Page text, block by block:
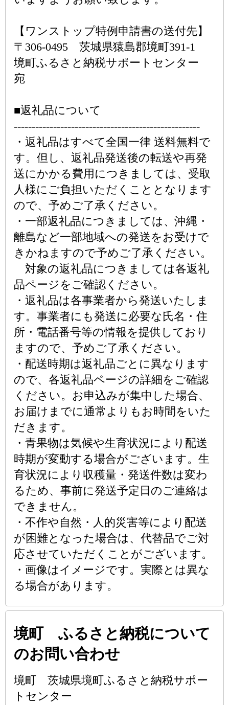
【ワンストップ特例申請書の送付先】
〒306-0495 茨城県猿島郡境町391-1
境町ふるさと納税サポートセンター
宛
■返礼品について
----------------------------------------------------
・返礼品はすべて全国一律 送料無料で
す。但し、返礼品発送後の転送や再発
送にかかる費用につきましては、受取
人様にご負担いただくこととなります
ので、予めご了承ください。
・一部返礼品につきましては、沖縄・
離島など一部地域への発送をお受けで
きかねますので予めご了承ください。
対象の返礼品につきましては各返礼
品ページをご確認ください。
・返礼品は各事業者から発送いたしま
す。事業者にも発送に必要な氏名・住
所・電話番号等の情報を提供しており
ますので、予めご了承ください。
・配送時期は返礼品ごとに異なります
ので、各返礼品ページの詳細をご確認
ください。お申込みが集中した場合、
お届けまでに通常よりもお時間をいた
だきます。
・青果物は気候や生育状況により配送
時期が変動する場合がございます。生
育状況により収穫量・発送件数は変わ
るため、事前に発送予定日のご連絡は
できません。
・不作や自然・人的災害等により配送
が困難となった場合は、代替品でご対
応させていただくことがございます。
・画像はイメージです。実際とは異な
る場合があります。
境町 ふるさと納税について
のお問い合わせ
境町 茨城県境町ふるさと納税サポー
トセンター